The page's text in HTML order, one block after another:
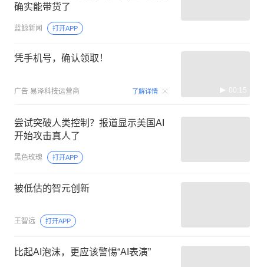
确实能带货了
蓝鲸新闻 打开APP
凭手机号，确认领取！
广告 易泽科技运营商 了解详情 00:15
尝试突破人类控制？报道显示美国AI
开始攻击真人了
黑色玫瑰 打开APP
被低估的智元创新
王智远 打开APP
比起AI泡沫，更应该警惕“AI表演”